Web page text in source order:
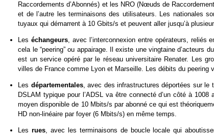
Raccordements d’Abonnés) et les NRO (Nœuds de
et de l’autre les terminaisons des utilisateurs. Les nationales
tuyaux qui démarrent à 10 Gbits/s et peuvent aller jusqu’à
Leséchangeurs, avec l’interconnexion entre opérateurs, reliés
cela le “peering” ou appairage. Il existe une vingtaine d’acteurs
est un service opéré par le réseau universitaire Renater. Les
villes de France comme Lyon et Marseille. Les débits du peering
Les départementales, avec des infrastructures déportées sur le
DSLAM typique pour l’ADSL va être connecté d’un côté à
moyen disponible de 10 Mbits/s par abonné ce qui est
HD non-linéaire par foyer (6 Mbits/s) en même temps.
Lesrues , avec les terminaisons de boucle locale qui